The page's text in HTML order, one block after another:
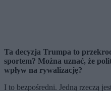
Ta decyzja Trumpa to
sportem? Można uznać, że
wpływ na rywalizację?
I to bezpośredni. Jedną rzeczą